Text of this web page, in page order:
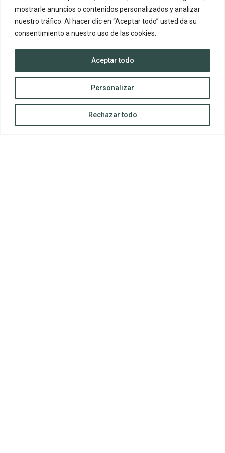
mostrarle anuncios o contenidos personalizados y analizar
nuestro tráfico. Al hacer clic en “Aceptar todo” usted da su
consentimiento a nuestro uso de las cookies.
Personalizar
Rechazar todo
Aceptar todo
Как поддерживать эффективный баланс
между работой и личной жизнью